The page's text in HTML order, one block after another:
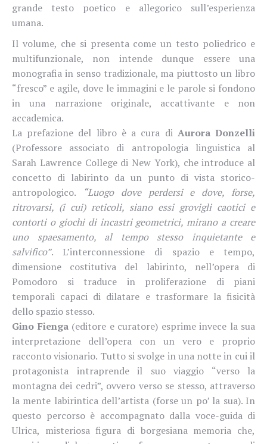
grande testo poetico e allegorico sull’esperienza
umana.
Il volume, che si presenta come un testo poliedrico e
multifunzionale, non intende dunque essere una
monografia in senso tradizionale, ma piuttosto un libro
“fresco” e agile, dove le immagini e le parole si fondono
in una narrazione originale, accattivante e non
accademica.
La prefazione del libro è a cura diAurora Donzelli
(Professore associato di antropologia linguistica al
Sarah Lawrence College di New York), che introduce al
concetto di labirinto da un punto di vista storico-
antropologico. “Luogo dove perdersi e dove, forse,
ritrovarsi, (i cui) reticoli, siano essi grovigli caotici e
contorti o giochi di incastri geometrici, mirano a creare
uno spaesamento, al tempo stesso inquietante e
salvifico”. L’interconnessione di spazio e tempo,
dimensione costitutiva del labirinto, nell’opera di
Pomodoro si traduce in proliferazione di piani
temporali capaci di dilatare e trasformare la fisicità
dello spazio stesso.
Gino Fienga(editore e curatore) esprime invece la sua
interpretazione dell’opera con un vero e proprio
racconto visionario. Tutto si svolge in una notte in cui il
protagonista intraprende il suo viaggio “verso la
montagna dei cedri”, ovvero verso se stesso, attraverso
la mente labirintica dell’artista (forse un po’ la sua). In
questo percorso è accompagnato dalla voce-guida di
Ulrica, misteriosa figura di borgesiana memoria che,